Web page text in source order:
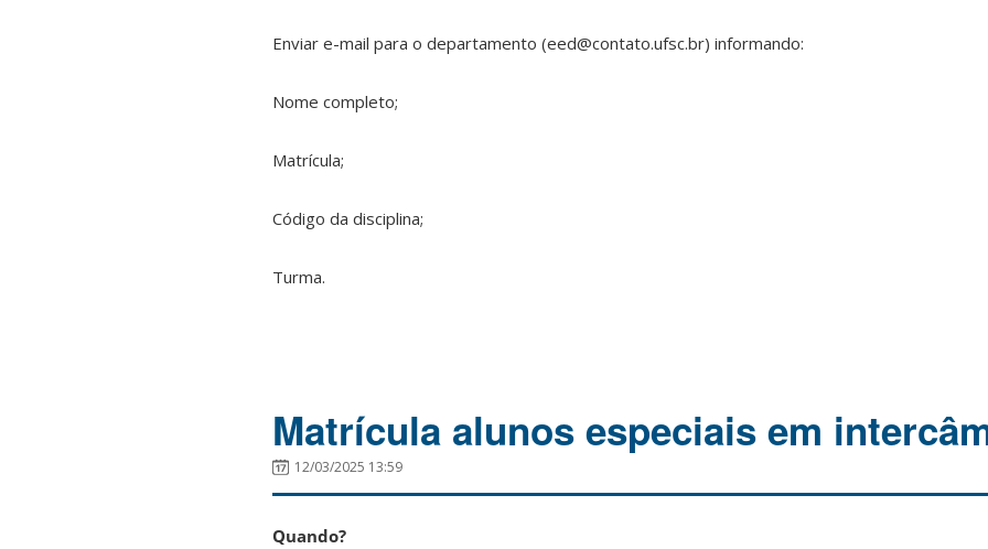
Enviar e-mail para o departamento (eed@contato.ufsc.br) informando:
Nome completo;
Matrícula;
Código da disciplina;
Turma.
Matrícula alunos especiais em
12/03/2025 13:59
Quando?